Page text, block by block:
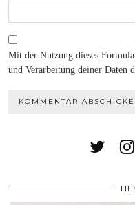
Mit der Nutzung dieses
und Verarbeitung deiner Daten